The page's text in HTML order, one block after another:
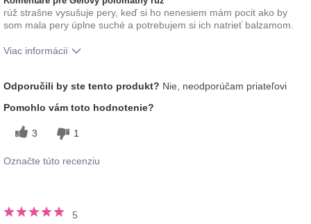
rúž strašne vysušuje pery, keď si ho nenesiem mám pocit ako by
som mala pery úplne suché a potrebujem si ich natrieť balzamom.
Viac informácií
značkami dekoratívnej kozmetiky, ktoré ste
vyskúšali?
Odporučili by ste tento produkt? Nie, neodporúčam priateľovi
Pomohlo vám toto hodnotenie?
3 1
Označte túto recenziu
5